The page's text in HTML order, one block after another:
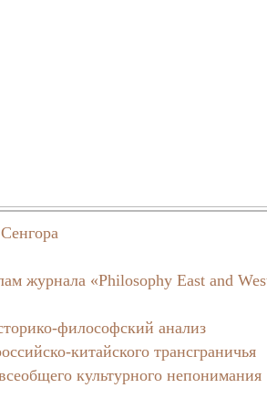
журнала «Philosophy East and
философский анализ
китайского трансграничья
культурного непонимания